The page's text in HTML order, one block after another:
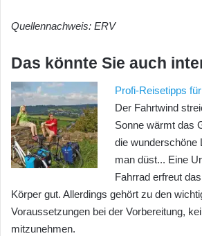
Quellennachweis: ERV
Das könnte Sie auch
Profi-Reisetipps
Der Fahrtwind
Sonne wärmt das
die wunderschöne
man düst... Eine
Fahrrad erfreut
Körper gut. Allerdings gehört zu den
Voraussetzungen bei der Vorbereitung,
mitzunehmen.